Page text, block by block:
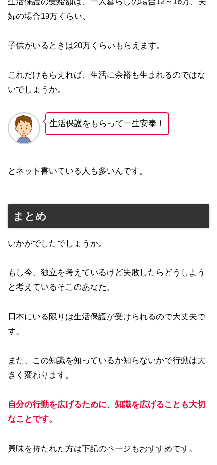
婦の場合19万くらい、
子供がいるときは20万くらいもらえます。
これだけもらえれば、生活に余裕も生まれるのではな
いでしょうか。
生活保護をもらって一生安泰！
とネット書いている人も多いんです。
まとめ
いかがでしたでしょうか。
もし今、独立を考えているけど失敗したらどうしよう
と考えているそこのあなた。
日本にいる限りは生活保護が受けられるので大丈夫で
す。
また、この知識を知っているか知らないかで行動は大
きく変わります。
自分の行動を広げるために、知識を広げることも大切
なことです。
興味を持たれた方は下記のページもおすすめです。